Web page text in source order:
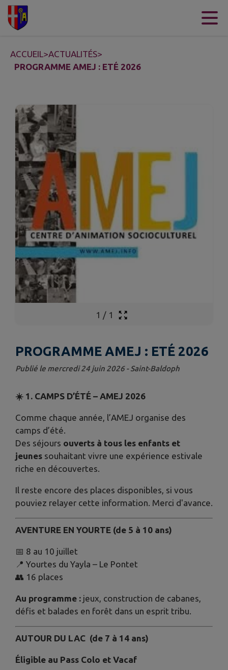
Contenu
ACCUEIL>ACTUALITÉS>
PROGRAMME AMEJ : ETÉ 2026
1 / 1
PROGRAMME AMEJ : ETÉ 2026
Publié le mercredi 24 juin 2026 - Saint-Baldoph
☀️ 1. CAMPS D’ÉTÉ – AMEJ 2026
Comme chaque année, l’AMEJ organise des
camps d’été.
Des séjours ouverts à tous les enfants et
jeunes souhaitant vivre une expérience estivale
riche en découvertes.
Il reste encore des places disponibles, si vous
pouviez relayer cette information. Merci d'avance.
AVENTURE EN YOURTE (de 5 à 10 ans)
📅 8 au 10 juillet
📍 Yourtes du Yayla – Le Pontet
👥 16 places
Au programme : jeux, construction de cabanes,
défis et balades en forêt dans un esprit tribu.
AUTOUR DU LAC (de 7 à 14 ans)
Éligible au Pass Colo et Vacaf